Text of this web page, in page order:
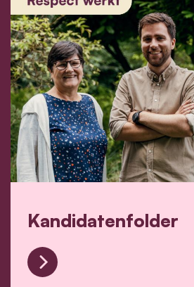
Kandidatenfolder
Kandidatenfolder